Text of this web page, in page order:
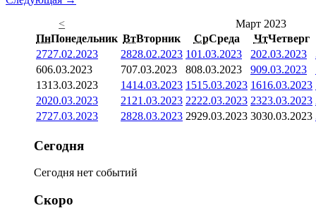
<
Март 2023
ПнПонедельник ВтВторник СрСреда ЧтЧетверг
2727.02.2023 2828.02.2023 101.03.2023 202.03.2023
606.03.2023 707.03.2023 808.03.2023 909.03.2023
1313.03.2023 1414.03.2023 1515.03.2023 1616.03.2023
2020.03.2023 21 21.03.2023 2222.03.2023 2323.03.2023
2727.03.2023 2828.03.2023 2929.03.2023 3030.03.2023
Сегодня
Сегодня нет событий
Скоро